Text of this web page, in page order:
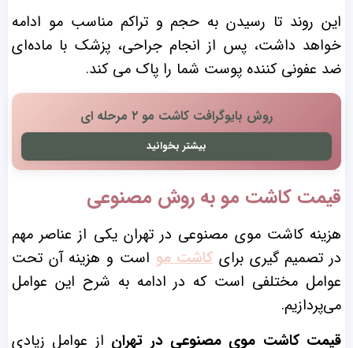
این روند تا رسیدن به حجم و تراکم مناسب مو ادامه
خواهد داشت، پس از انجام جراحی، پزشک با ماده‌ای
ضد عفونی کننده پوست شما را پاک می کند.
روش بایوگرافت کاشت مو ۲ مرحله ای
بیشتر بخوانید
قیمت کاشت مو به روش مصنوعی
هزینه کاشت موی مصنوعی در تهران یکی از عناصر مهم
در تصمیم گیری برای کاشت مواست و هزینه آن تحت
عوامل مختلفی است که در ادامه به شرح این عوامل
می‌پردازیم.
قیمت کاشت موی مصنوعی در تهران از عوامل زیادی